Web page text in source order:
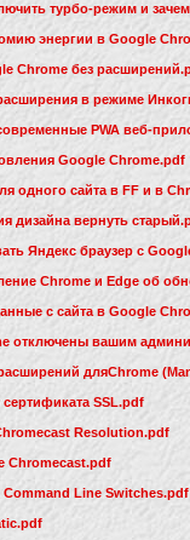
турбо-режим и
энергии в Google
Chrome без
в режиме
PWA веб-
Google Chrome.pdf
одного сайта в FF и в
дизайна вернуть
Яндекс браузер с
Chrome и Edge об
с сайта в Google
отключены вашим
дляChrome
SSL.pdf
Resolution.pdf
Chromecast.pdf
Line Switches.pdf